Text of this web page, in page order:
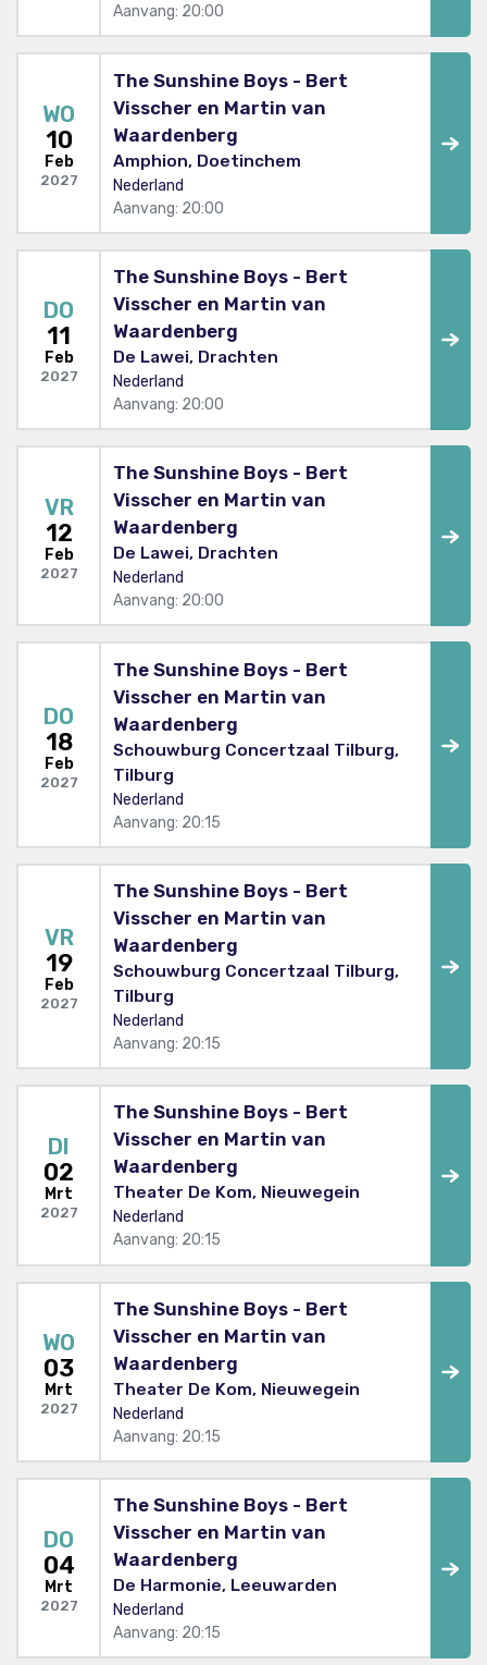
Aanvang: 20:00
WO
10
Feb
2027
The Sunshine Boys - Bert
Visscher en Martin van
Waardenberg
Amphion, Doetinchem
Nederland
Aanvang: 20:00
DO
11
Feb
2027
The Sunshine Boys - Bert
Visscher en Martin van
Waardenberg
De Lawei, Drachten
Nederland
Aanvang: 20:00
VR
12
Feb
2027
The Sunshine Boys - Bert
Visscher en Martin van
Waardenberg
De Lawei, Drachten
Nederland
Aanvang: 20:00
DO
18
Feb
2027
The Sunshine Boys - Bert
Visscher en Martin van
Waardenberg
Schouwburg Concertzaal Tilburg,
Tilburg
Nederland
Aanvang: 20:15
VR
19
Feb
2027
The Sunshine Boys - Bert
Visscher en Martin van
Waardenberg
Schouwburg Concertzaal Tilburg,
Tilburg
Nederland
Aanvang: 20:15
DI
02
Mrt
2027
The Sunshine Boys - Bert
Visscher en Martin van
Waardenberg
Theater De Kom, Nieuwegein
Nederland
Aanvang: 20:15
WO
03
Mrt
2027
The Sunshine Boys - Bert
Visscher en Martin van
Waardenberg
Theater De Kom, Nieuwegein
Nederland
Aanvang: 20:15
DO
04
Mrt
2027
The Sunshine Boys - Bert
Visscher en Martin van
Waardenberg
De Harmonie, Leeuwarden
Nederland
Aanvang: 20:15